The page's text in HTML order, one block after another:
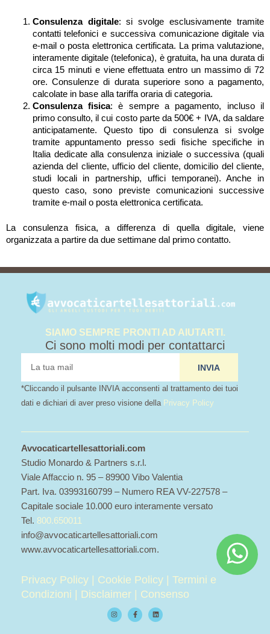
Consulenza digitale: si svolge esclusivamente tramite
contatti telefonici e successiva comunicazione digitale via
e-mail o posta elettronica certificata. La prima valutazione,
interamente digitale (telefonica), è gratuita, ha una durata di
circa 15 minuti e viene effettuata entro un massimo di 72
ore. Consulenze di durata superiore sono a pagamento,
calcolate in base alla tariffa oraria di categoria.
Consulenza fisica: è sempre a pagamento, incluso il
primo consulto, il cui costo parte da 500€ + IVA, da saldare
anticipatamente. Questo tipo di consulenza si svolge
tramite appuntamento presso sedi fisiche specifiche in
Italia dedicate alla consulenza iniziale o successiva (quali
azienda del cliente, ufficio del cliente, domicilio del cliente,
studi locali in partnership, uffici temporanei). Anche in
questo caso, sono previste comunicazioni successive
tramite e-mail o posta elettronica certificata.
La consulenza fisica, a differenza di quella digitale, viene
organizzata a partire da due settimane dal primo contatto.
SIAMO SEMPRE PRONTI AD AIUTARTI.
Ci sono molti modi per contattarci
INVIA
*Cliccando il pulsante INVIA acconsenti al trattamento dei tuoi
dati e dichiari di aver preso visione della Privacy Policy
Avvocaticartellesattoriali.com
Studio Monardo & Partners s.r.l.
Viale Affaccio n. 95 – 89900 Vibo Valentia
Part. Iva. 03993160799 – Numero REA VV-227578 –
Capitale sociale 10.000 euro interamente versato
Tel. 800.650011
info@avvocaticartellesattoriali.com
www.avvocaticartellesattoriali.com.
Privacy Policy | Cookie Policy | Termini e
Condizioni | Disclaimer | Consenso
I
n
s
F
a
c
L
i
n